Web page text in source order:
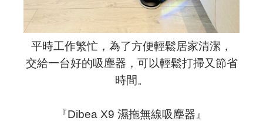
平時工作繁忙，為了方便輕鬆居家清潔，
交給一台好的吸塵器，可以輕鬆打掃又節省
時間。
『Dibea X9 濕拖無線吸塵器』